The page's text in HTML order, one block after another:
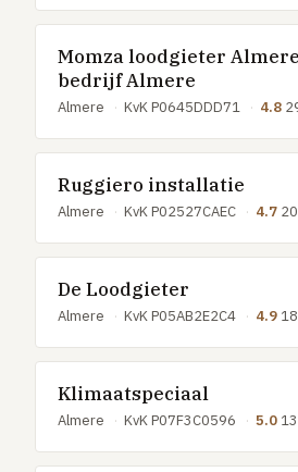
Subsidie-checker
Over ons
Meldpunt
Word vakman
Inloggen
Momza loodgieter
bedrijf Almere
Almere · KvK P0645DDD71 · 4.8
Ruggiero installatie
Almere · KvK P02527CAEC · 4.7
De Loodgieter
Almere · KvK P05AB2E2C4 · 4.9
Klimaatspeciaal
Almere · KvK P07F3C0596 · 5.0